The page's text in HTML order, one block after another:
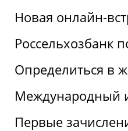
Новая онлайн-
Россельхозбанк
Определиться в
Международный
Первые